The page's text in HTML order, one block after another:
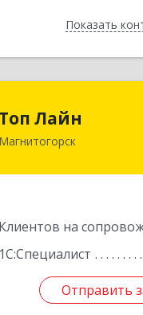
ПоказатьНазад
Топ Лайн
Магнитогорск
Клиентов на
1С:Специалист
Отправить
Отправить